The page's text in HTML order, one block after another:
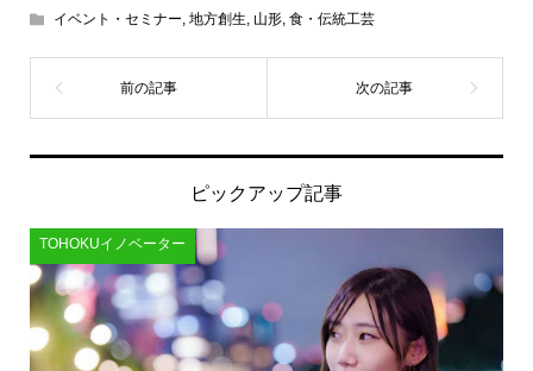
イベント・セミナー 地方創生 山形, 食・伝統工芸
ピックアップ記事
TOHOKUイノベーター